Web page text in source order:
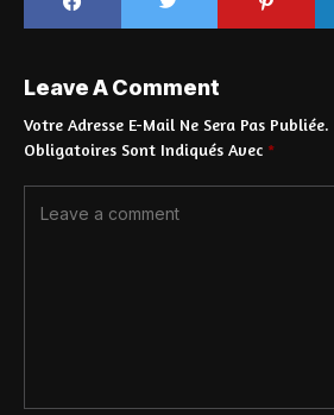
Leave A Comment
Votre Adresse E-Mail Ne Sera Pas Publiée.
Obligatoires Sont Indiqués Avec *